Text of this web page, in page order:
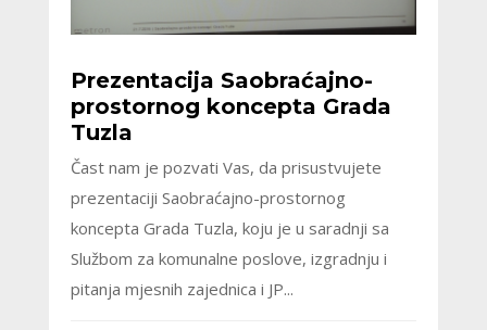
Prezentacija Saobraćajno-
prostornog koncepta Grada
Tuzla
Čast nam je pozvati Vas, da prisustvujete
prezentaciji Saobraćajno-prostornog
koncepta Grada Tuzla, koju je u saradnji sa
Službom za komunalne poslove, izgradnju i
pitanja mjesnih zajednica i JP...